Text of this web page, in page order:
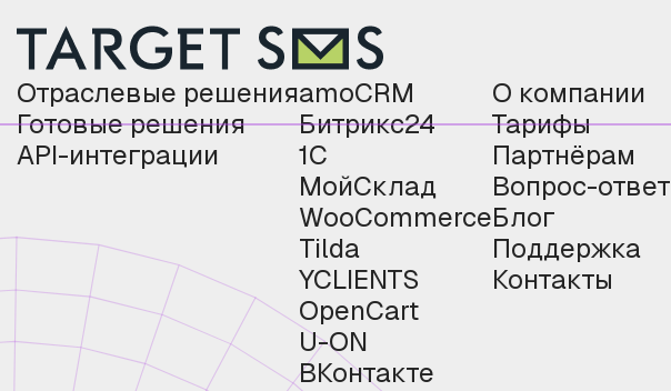
Отраслевые решения
Готовые решения
API-интеграции
amoCRM
Битрикс24
1С
МойСклад
WooCommerce
Tilda
YCLIENTS
OpenCart
U-ON
ВКонтакте
О компании
Тарифы
Партнёрам
Вопрос-ответ
Блог
Поддержка
Контакты